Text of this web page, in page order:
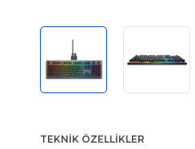
TEKNIK ÖZELLIKLER